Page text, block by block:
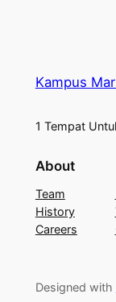
Kampus
1 Tempat
About
Team
History
Careers
Designed with